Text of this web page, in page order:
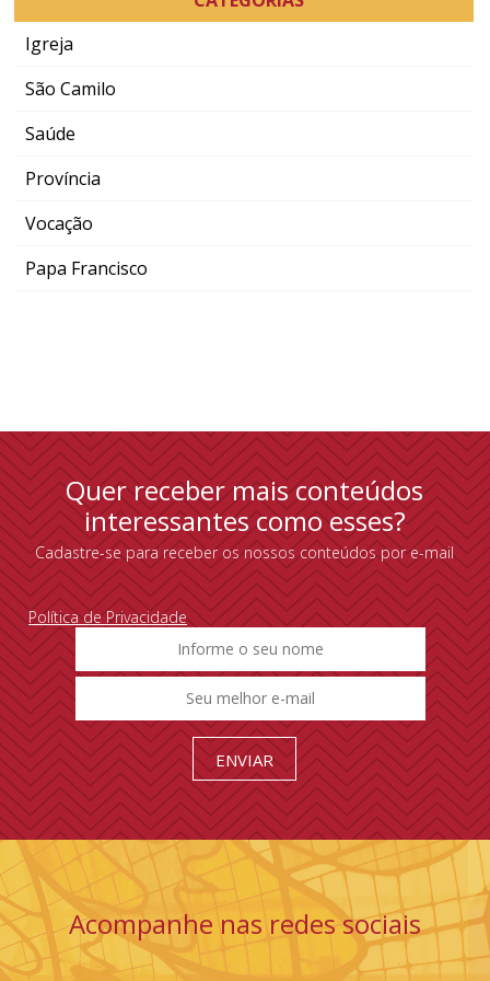
Igreja
São Camilo
Saúde
Província
Vocação
Papa Francisco
Quer receber mais conteúdos
interessantes como esses?
Cadastre-se para receber os nossos conteúdos por e-mail
Política de Privacidade
Acompanhe nas redes sociais